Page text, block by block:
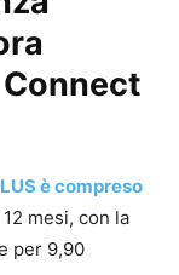
è compreso
mesi, con la
per 9,90